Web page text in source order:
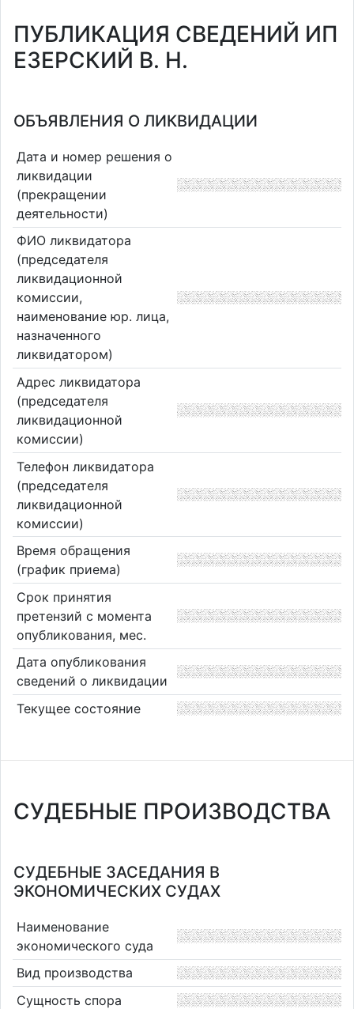
ПУБЛИКАЦИЯ СВЕДЕНИЙ ИП
ЕЗЕРСКИЙ В. Н.
ОБЪЯВЛЕНИЯ О ЛИКВИДАЦИИ
Дата и номер решения о
ликвидации
(прекращении
деятельности)
ФИО ликвидатора
(председателя
ликвидационной
комиссии,
наименование юр. лица,
назначенного
ликвидатором)
Адрес ликвидатора
(председателя
ликвидационной
комиссии)
Телефон ликвидатора
(председателя
ликвидационной
комиссии)
Время обращения
(график приема)
Срок принятия
претензий с момента
опубликования, мес.
Дата опубликования
сведений о ликвидации
Текущее состояние
СУДЕБНЫЕ ПРОИЗВОДСТВА
СУДЕБНЫЕ ЗАСЕДАНИЯ В
ЭКОНОМИЧЕСКИХ СУДАХ
Наименование
экономического суда
Вид производства
Сущность спора